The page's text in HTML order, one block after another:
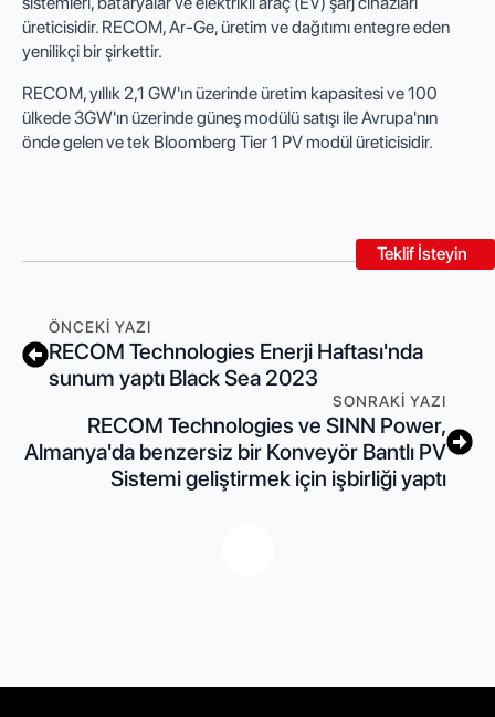
Teklif İsteyin
üreticisidir. RECOM, Ar-Ge, üretim ve dağıtımı entegre eden
yenilikçi bir şirkettir.
RECOM, yıllık 2,1 GW'ın üzerinde üretim kapasitesi ve 100
ülkede 3GW'ın üzerinde güneş modülü satışı ile Avrupa'nın
önde gelen ve tek Bloomberg Tier 1 PV modül üreticisidir.
ÖNCEKI YAZI
RECOM Technologies Enerji Haftası'nda
sunum yaptı Black Sea 2023
SONRAKI YAZI
RECOM Technologies ve SINN Power,
Almanya'da benzersiz bir Konveyör Bantlı PV
Sistemi geliştirmek için işbirliği yaptı